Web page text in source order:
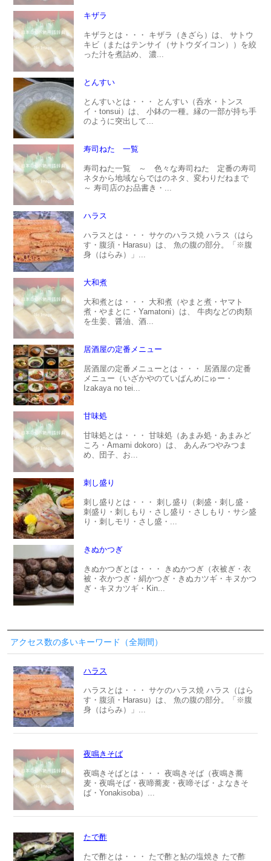
キザラ
キザラとは・・・ キザラ（きざら）は、 サトウ
キビ（またはテンサイ（サトウダイコン））を絞
った汁を煮詰め、 濃...
とんすい
とんすいとは・・・ とんすい（呑水・トンス
イ・tonsui）は、 小鉢の一種。縁の一部が持ち手
のように突出して...
寿司ねた 一覧
寿司ねた一覧 ～ 色々な寿司ねた 定番の寿司
ネタから地域ならではのネタ、変わりだねまで
～ 寿司店のお品書き・...
ハラス
ハラスとは・・・ サケのハラス焼 ハラス（はら
す・腹須・Harasu）は、 魚の腹の部分。「※腹
身（はらみ）」...
大和煮
大和煮とは・・・ 大和煮（やまと煮・ヤマト
煮・やまとに・Yamatoni）は、 牛肉などの肉類
を生姜、醤油、酒...
居酒屋の定番メニュー
居酒屋の定番メニューとは・・・ 居酒屋の定番
メニュー（いざかやのていばんめにゅー・
Izakaya no tei...
甘味処
甘味処とは・・・ 甘味処（あまみ処・あまみど
ころ・Amami dokoro）は、 あんみつやみつま
め、団子、お...
刺し盛り
刺し盛りとは・・・ 刺し盛り（刺盛・刺し盛・
刺盛り・刺しもり・さし盛り・さしもり・サシ盛
り・刺しモリ・さし盛・...
きぬかつぎ
きぬかつぎとは・・・ きぬかつぎ（衣被ぎ・衣
被・衣かつぎ・絹かつぎ・きぬカツギ・キヌかつ
ぎ・キヌカツギ・Kin...
アクセス数の多いキーワード（全期間）
ハラス
ハラスとは・・・ サケのハラス焼 ハラス（はら
す・腹須・Harasu）は、 魚の腹の部分。「※腹
身（はらみ）」...
夜鳴きそば
夜鳴きそばとは・・・ 夜鳴きそば（夜鳴き蕎
麦・夜鳴そば・夜啼蕎麦・夜啼そば・よなきそ
ば・Yonakisoba）...
たで酢
たで酢とは・・・ たで酢と鮎の塩焼き たで酢